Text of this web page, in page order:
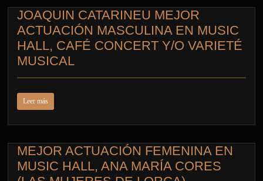
JOAQUIN CATARINEU MEJOR
ACTUACIÓN MASCULINA EN MUSIC
HALL, CAFÉ CONCERT Y/O VARIETÉ
MUSICAL
Leer más
MEJOR ACTUACIÓN FEMENINA EN
MUSIC HALL, ANA MARÍA CORES